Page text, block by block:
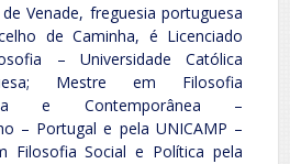
Venade, freguesia portuguesa
de Caminha, é Licenciado
– Universidade Católica
Mestre em Filosofia
e Contemporânea –
– Portugal e pela UNICAMP –
Filosofia Social e Política pela